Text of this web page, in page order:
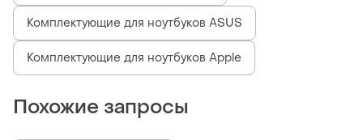
Комплектующие для ноутбуков ASUS
Комплектующие для ноутбуков Apple
Похожие запросы